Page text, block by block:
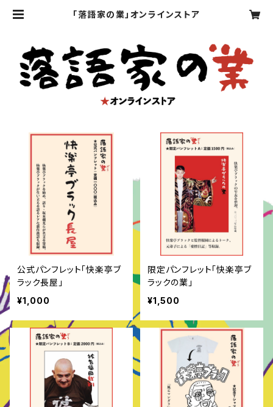
「落語家の業」オンラインストア
公式パンフレット「快楽亭ブ
ラック長屋」
¥1,000
限定パンフレット「快楽亭ブ
ラックの業」
¥1,500